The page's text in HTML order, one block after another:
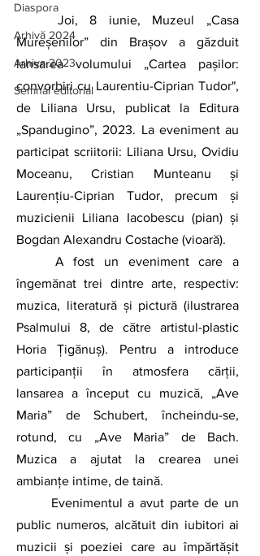
Diaspora
Arhivă 2024
Arhiva 2023
Semnal editorial
Joi, 8 iunie, Muzeul „Casa
Mureșenilor” din Brașov a găzduit
lansarea volumului „Cartea pașilor:
convorbiri cu Laurentiu-Ciprian Tudor",
de Liliana Ursu, publicat la Editura
„Spandugino”, 2023. La eveniment au
participat scriitorii: Liliana Ursu, Ovidiu
Moceanu, Cristian Munteanu și
Laurențiu-Ciprian Tudor, precum și
muzicienii Liliana Iacobescu (pian) și
Bogdan Alexandru Costache (vioară).
îngemănat trei dintre arte, respectiv:
muzica, literatură și pictură (ilustrarea
Psalmului 8, de către artistul-plastic
Horia Țigănuș). Pentru a introduce
participanții în atmosfera cărții,
lansarea a început cu muzică, „Ave
Maria” de Schubert, încheindu-se,
rotund, cu „Ave Maria” de Bach.
Muzica a ajutat la crearea unei
ambianțe intime, de taină.
public numeros, alcătuit din iubitori ai
muzicii şi poeziei care au împărtășit